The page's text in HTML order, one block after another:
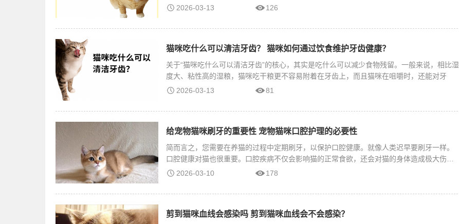
以32026-03-13 126
猫咪吃什么可以清洁牙齿？ 猫咪如何通过饮食维护牙齿健康？
关于“猫咪吃什么可以清洁牙齿”的核心，其实是吃什么可以减少食物残留。一般来说，相比湿
度大、粘性高的湿粮，猫咪吃干粮更不容易附着在牙齿上，而且猫咪在咀嚼时，还能对牙
2026-03-13
81
给宠物猫咪刷牙的重要性 宠物猫咪口腔护理的必要性
简而言之，您需要在养猫的过程中定期刷牙，以保护口腔健康。就像人类迟早要刷牙一样。
口腔健康对猫也很重要。口腔疾病不仅会影响猫的正常食欲，还会对猫的身体造成极大伤
害，2026-03-10 178
剪到猫咪血线会感染吗 剪到猫咪血线会不会感染？